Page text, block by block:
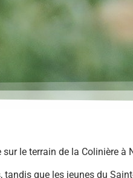
le terrain de la Colinière à
que les jeunes du